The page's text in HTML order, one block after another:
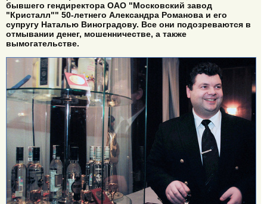
бывшего гендиректора ОАО "Московский завод
"Кристалл"" 50-летнего Александра Романова и его
супругу Наталью Виноградову. Все они подозреваются в
отмывании денег, мошенничестве, а также
вымогательстве.